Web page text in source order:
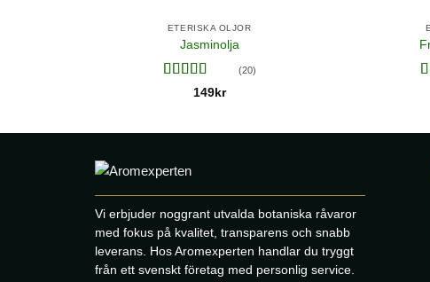
ETERISKA OLJOR
Jasminolja
Betygsatt
(20)
149kr
Vi erbjuder noggrant utvalda botaniska råvaror
med fokus på kvalitet, transparens och snabb
leverans. Hos Aromexperten handlar du tryggt
från ett svenskt företag med personlig service.